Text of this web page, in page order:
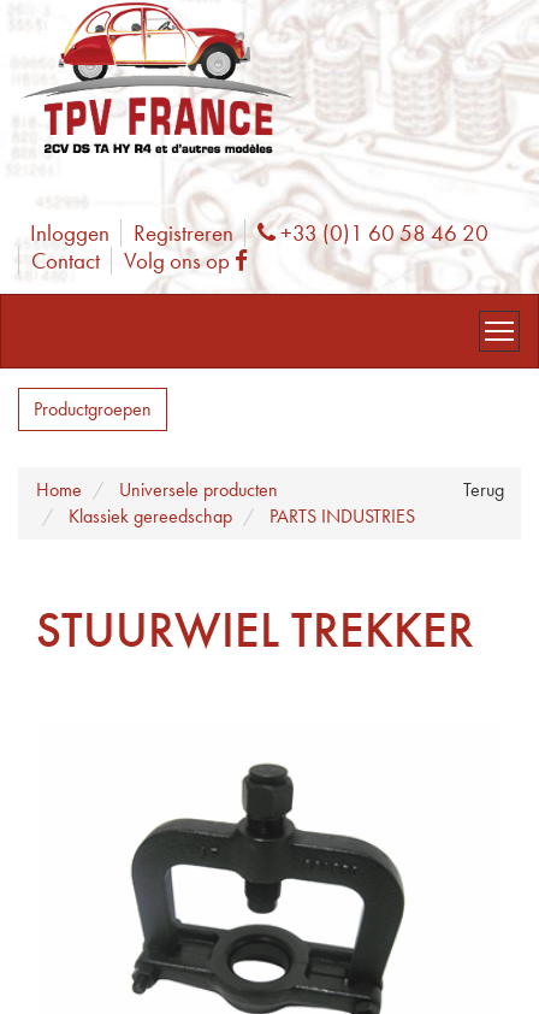
Inloggen Registreren Phone
+33 (0)1 60 58 46 20
Contact
Volg ons op Facebook
Productgroepen
Terug
Home
Universele producten
Klassiek gereedschap
PARTS INDUSTRIES
STUURWIEL TREKKER